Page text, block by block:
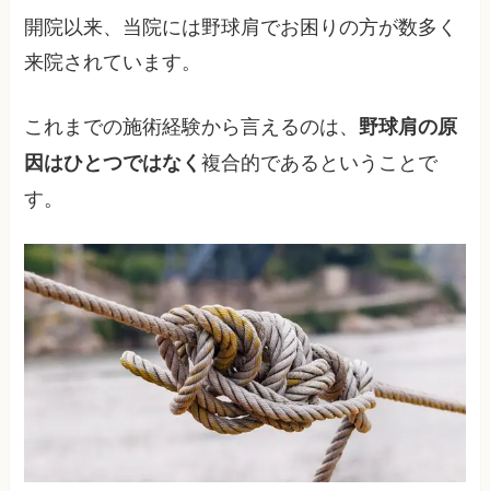
開院以来、当院には野球肩でお困りの方が数多く
来院されています。
これまでの施術経験から言えるのは、 野球肩の原
因はひとつではなく複合的であるということで
す。